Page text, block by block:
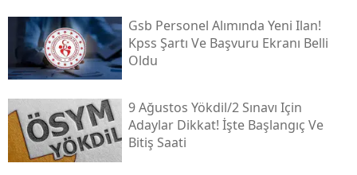
Gsb Personel Alımında Yeni Ilan!
Kpss Şartı Ve Başvuru Ekranı Belli
Oldu
9 Ağustos Yökdi̇l/2 Sınavı Için
Adaylar Dikkat! İşte Başlangıç Ve
Bitiş Saati